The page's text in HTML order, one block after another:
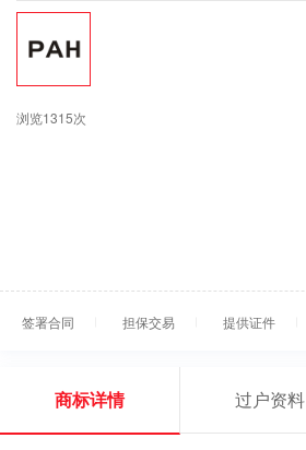
浏览1315次
签署合同 担保交易 提供证件
商标详情 过户资料